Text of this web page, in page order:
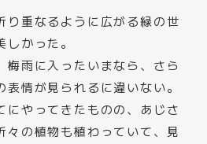
り重なるように広がる緑の世
かった。
梅雨に入ったいまなら、さら
情が見られるに違いない。
にやってきたものの、あじさ
々の植物も植わっていて、見